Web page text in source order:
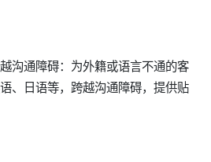
沟通障碍：为外籍或语言不通的客
、日语等，跨越沟通障碍，提供贴